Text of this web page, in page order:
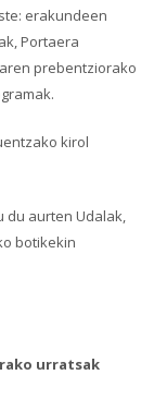
erakundeen
Portaera
prebentziorako
kirol
aurten Udalak,
botikekin
urratsak